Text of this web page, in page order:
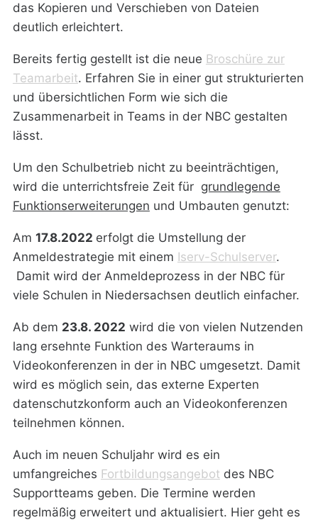
das Kopieren und Verschieben von Dateien
deutlich erleichtert.
Bereits fertig gestellt ist die neue Broschüre zur
Teamarbeit. Erfahren Sie in einer gut strukturierten
und übersichtlichen Form wie sich die
Zusammenarbeit in Teams in der NBC gestalten
lässt.
Um den Schulbetrieb nicht zu beeinträchtigen,
wird die unterrichtsfreie Zeit für grundlegende
Funktionserweiterungen und Umbauten genutzt:
Am 17.8.2022 erfolgt die Umstellung der
Anmeldestrategie mit einem Iserv-Schulserver.
Damit wird der Anmeldeprozess in der NBC für
viele Schulen in Niedersachsen deutlich einfacher.
Ab dem 23.8. 2022 wird die von vielen Nutzenden
lang ersehnte Funktion des Warteraums in
Videokonferenzen in der in NBC umgesetzt. Damit
wird es möglich sein, das externe Experten
datenschutzkonform auch an Videokonferenzen
teilnehmen können.
Auch im neuen Schuljahr wird es ein
umfangreiches Fortbildungsangebot des NBC
Supportteams geben. Die Termine werden
regelmäßig erweitert und aktualisiert. Hier geht es